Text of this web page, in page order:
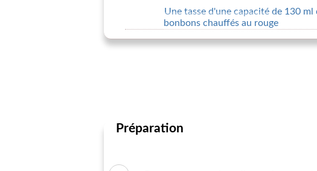
Une tasse d'une capacité de 130
bonbons chauffés au rouge
Préparation